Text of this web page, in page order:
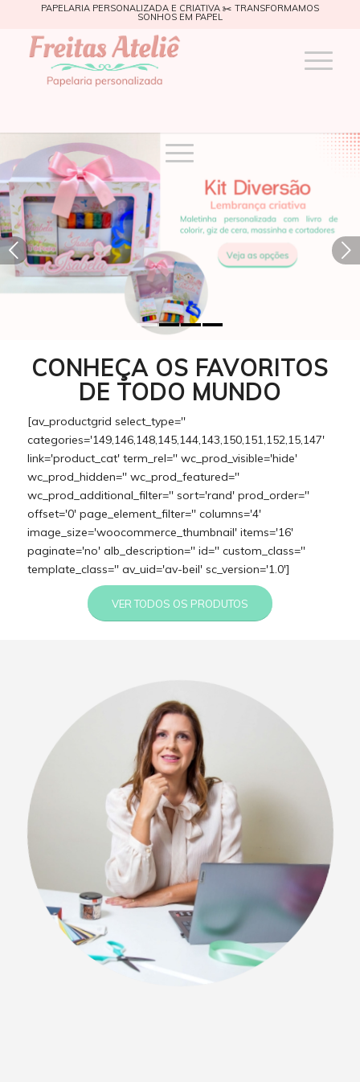
PAPELARIA PERSONALIZADA E CRIATIVA ✂️ TRANSFORMAMOS
SONHOS EM PAPEL
Próximo
CONHEÇA OS FAVORITOS
DE TODO MUNDO
[av_productgrid select_type=''
categories='149,146,148,145,144,143,150,151,152,15,147'
link='product_cat' term_rel='' wc_prod_visible='hide'
wc_prod_hidden='' wc_prod_featured=''
wc_prod_additional_filter='' sort='rand' prod_order=''
offset='0' page_element_filter='' columns='4'
image_size='woocommerce_thumbnail' items='16'
paginate='no' alb_description='' id='' custom_class=''
template_class='' av_uid='av-beil' sc_version='1.0']
VER TODOS OS PRODUTOS